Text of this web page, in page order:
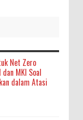
Net Zero
MKI Soal
dalam Atasi